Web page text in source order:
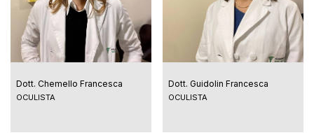
Dott. Chemello Francesca
OCULISTA
Dott. Guidolin Francesca
OCULISTA